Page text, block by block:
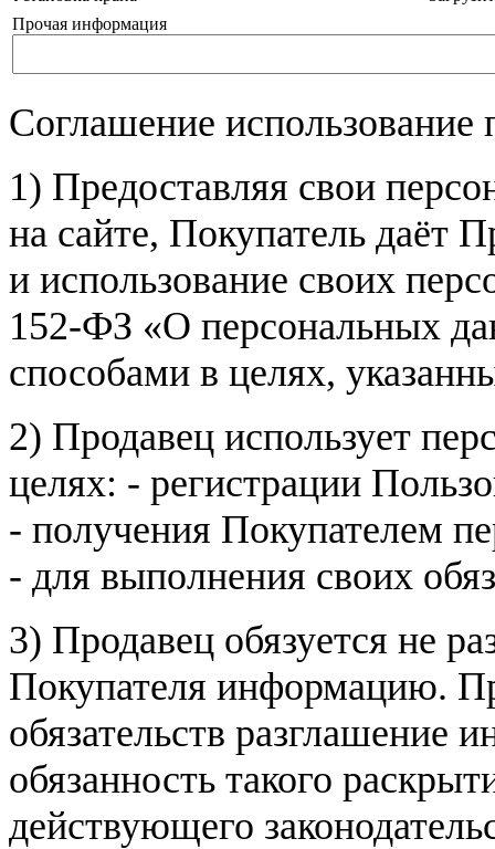
Прочая информация
Соглашение
1) Предоставляя свои
на сайте, Покупатель даёт
и использование своих
152-ФЗ «О персональных
способами в целях,
2) Продавец использует
целях: - регистрации
- получения Покупателем
- для выполнения своих
3) Продавец обязуется не
Покупателя информацию.
обязательств разглашение
обязанность такого
действующего